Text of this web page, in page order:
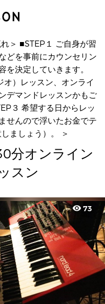
ンラインピアノレッスン
＞ ■STEP１ ご自身が習
どを事前にカウンセリン
を決定していきます。
）レッスン、オンライ
デマンドレッスンかもご
３ 希望する日からレッ
せんので浮いたお金でテ
ましょう）。 ＞
分オンライン
スン
visibility 73